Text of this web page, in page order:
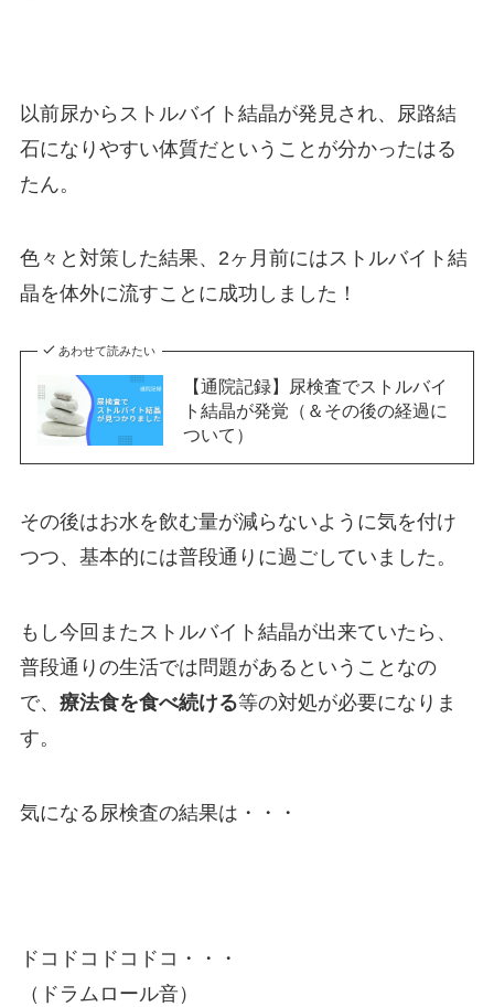
以前尿からストルバイト結晶が発見され、尿路結
石になりやすい体質だということが分かったはる
たん。
色々と対策した結果、2ヶ月前にはストルバイト結
晶を体外に流すことに成功しました！
あわせて読みたい
【通院記録】尿検査でストルバイ
ト結晶が発覚（＆その後の経過に
ついて）
その後はお水を飲む量が減らないように気を付け
つつ、基本的には普段通りに過ごしていました。
もし今回またストルバイト結晶が出来ていたら、
普段通りの生活では問題があるということなの
で、 療法食を食べ続ける等の対処が必要になりま
す。
気になる尿検査の結果は・・・
ドコドコドコドコ・・・
（ドラムロール音）